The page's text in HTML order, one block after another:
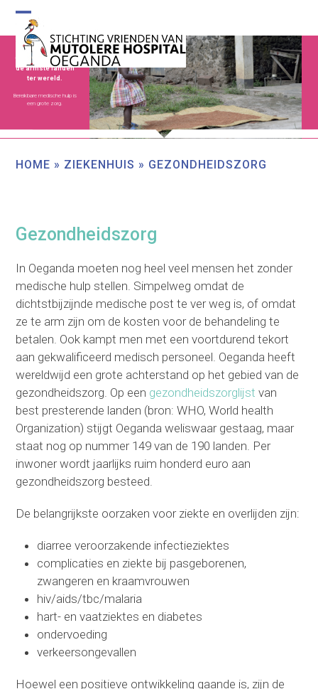
Skip
content
Open
mobile
menu
Close
mobile
menu
Oeganda: één van
de armste landen
ter wereld.
Bereikbare medische hulp is
een grote zorg.
HOME » ZIEKENHUIS » GEZONDHEIDSZORG
Gezondheidszorg
In Oeganda moeten nog heel veel mensen het zonder
medische hulp stellen. Simpelweg omdat de
dichtstbijzijnde medische post te ver weg is, of omdat
ze te arm zijn om de kosten voor de behandeling te
betalen. Ook kampt men met een voortdurend tekort
aan gekwalificeerd medisch personeel. Oeganda heeft
wereldwijd een grote achterstand op het gebied van de
gezondheidszorg. Op een gezondheidszorglijst van
best presterende landen (bron: WHO, World health
Organization) stijgt Oeganda weliswaar gestaag, maar
staat nog op nummer 149 van de 190 landen. Per
inwoner wordt jaarlijks ruim honderd euro aan
gezondheidszorg besteed.
De belangrijkste oorzaken voor ziekte en overlijden zijn:
diarree veroorzakende infectieziektes
complicaties en ziekte bij pasgeborenen,
zwangeren en kraamvrouwen
hiv/aids/tbc/malaria
hart- en vaatziektes en diabetes
ondervoeding
verkeersongevallen
Hoewel een positieve ontwikkeling gaande is, zijn de